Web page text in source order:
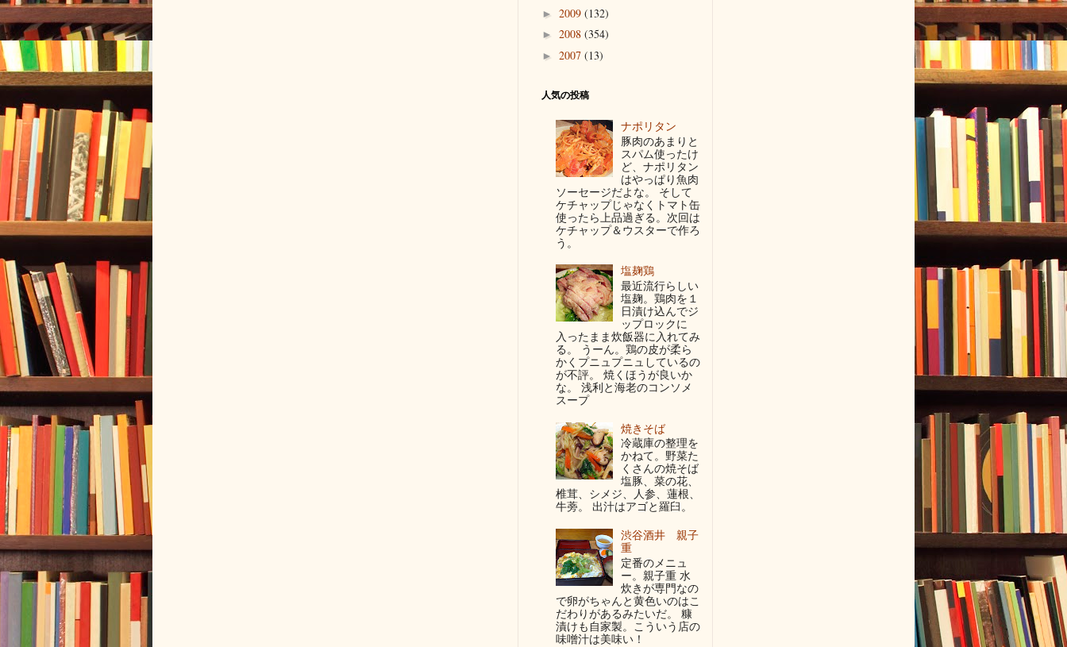
► 2009 (132)
► 2008 (354)
► 2007 (13)
人気の投稿
ナポリタン
豚肉のあまりと
スパム使ったけ
ど、ナポリタン
はやっぱり魚肉
ソーセージだよな。 そして
ケチャップじゃなくトマト缶
使ったら上品過ぎる。次回は
ケチャップ＆ウスターで作ろ
う。
塩麹鶏
最近流行らしい
塩麹。鶏肉を１
日漬け込んでジ
ップロックに
入ったまま炊飯器に入れてみ
る。 うーん。鶏の皮が柔ら
かくプニュプニュしているの
が不評。 焼くほうが良いか
な。 浅利と海老のコンソメ
スープ
焼きそば
冷蔵庫の整理を
かねて。野菜た
くさんの焼そば
塩豚、菜の花、
椎茸、シメジ、人参、蓮根、
牛蒡。 出汁はアゴと羅臼。
渋谷酒井 親子
重
定番のメニュ
ー。親子重 水
炊きが専門なの
で卵がちゃんと黄色いのはこ
だわりがあるみたいだ。 糠
漬けも自家製。こういう店の
味噌汁は美味い！